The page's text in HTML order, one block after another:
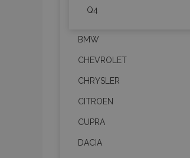
Q4
BMW
CHEVROLET
CHRYSLER
CITROEN
CUPRA
DACIA